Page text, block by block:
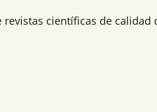
científicas de calidad